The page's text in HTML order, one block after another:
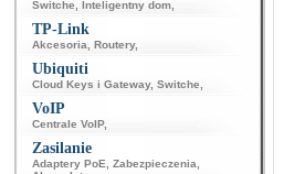
Switche Inteligentny dom
TP-Link
Akcesoria Routery,
Ubiquiti
Cloud Keys i Gateway, Switche
VoIP
Centrale VoIP,
Zasilanie
Adaptery PoE Zabezpieczenia